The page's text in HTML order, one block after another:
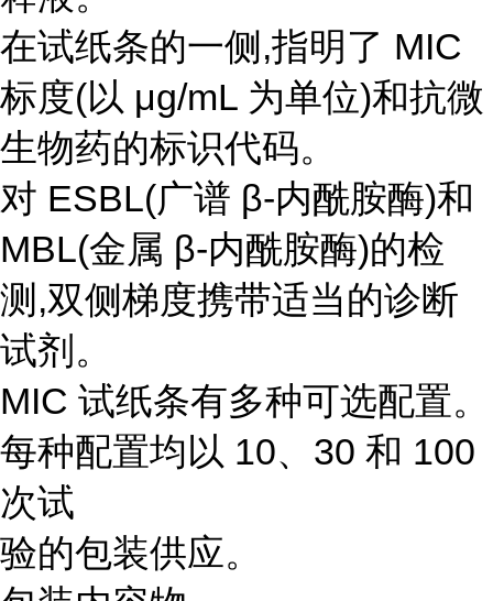
在试纸条的一侧,指明了 MIC
标度(以 μg/mL 为单位)和抗微
生物药的标识代码。
对 ESBL(广谱 β-内酰胺酶)和
MBL(金属 β-内酰胺酶)的检
测,双侧梯度携带适当的诊断
试剂。
MIC 试纸条有多种可选配置。
每种配置均以 10、30 和 100
次试
验的包装供应。